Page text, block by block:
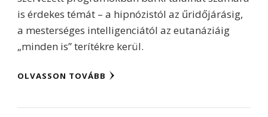
is érdekes témát – a hipnózistól az űridőjárásig,
a mesterséges intelligenciától az eutanáziáig
„minden is” terítékre kerül.
OLVASSON TOVÁBB